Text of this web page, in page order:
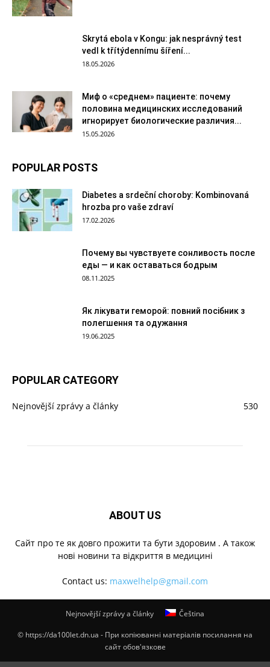
Skrytá ebola v Kongu: jak nesprávný test
vedl k třítýdennímu šíření...
18.05.2026
Миф о «среднем» пациенте: почему
половина медицинских исследований
игнорирует биологические различия...
15.05.2026
POPULAR POSTS
Diabetes a srdeční choroby: Kombinovaná
hrozba pro vaše zdraví
17.02.2026
Почему вы чувствуете сонливость после
еды — и как оставаться бодрым
08.11.2025
Як лікувати геморой: повний посібник з
полегшення та одужання
19.06.2025
POPULAR CATEGORY
Nejnovější zprávy a články 530
ABOUT US
Cайт про те як довго прожити та бути здоровим . А також
нові новини та відкриття в медицині
Contact us: maxwelhelp@gmail.com
Nejnovější zprávy a články Čeština
© https://da100let.dn.ua - При копіюванні матеріалів посилання на
сайт обов'язкове